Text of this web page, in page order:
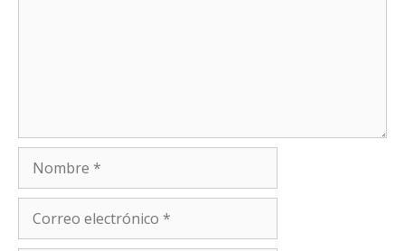
electrónico